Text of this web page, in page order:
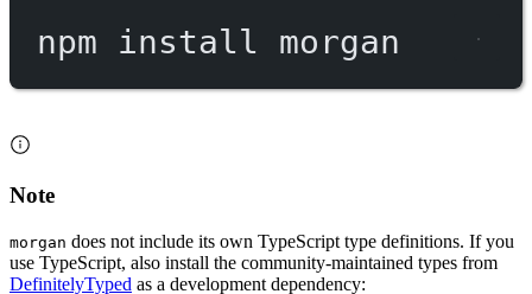
npm install morgan
Note
morgan does not include its own TypeScript type definitions. If you
use TypeScript, also install the community-maintained types from
DefinitelyTyped as a development dependency: